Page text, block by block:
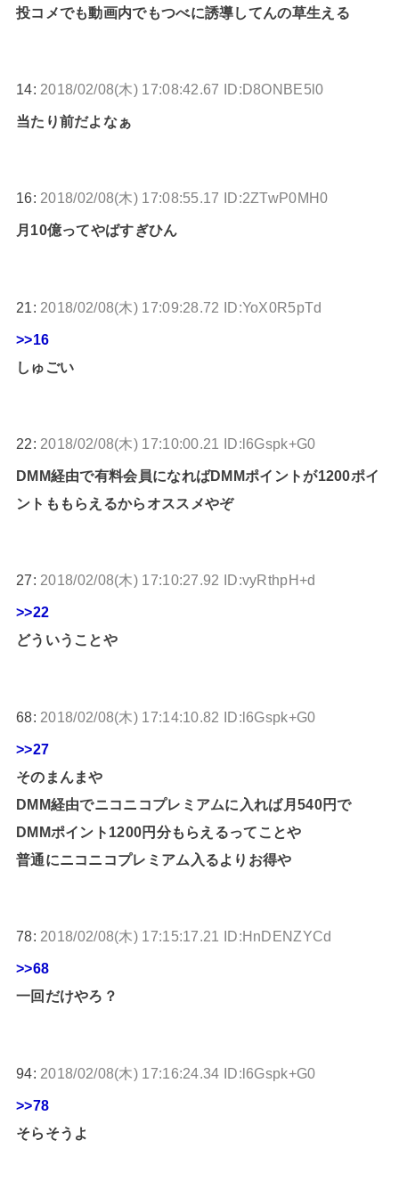
投コメでも動画内でもつべに誘導してんの草生える
14: 2018/02/08(木) 17:08:42.67 ID:D8ONBE5l0
当たり前だよなぁ
16: 2018/02/08(木) 17:08:55.17 ID:2ZTwP0MH0
月10億ってやばすぎひん
21: 2018/02/08(木) 17:09:28.72 ID:YoX0R5pTd
>>16
しゅごい
22: 2018/02/08(木) 17:10:00.21 ID:l6Gspk+G0
DMM経由で有料会員になればDMMポイントが1200ポイ
ントももらえるからオススメやぞ
27: 2018/02/08(木) 17:10:27.92 ID:vyRthpH+d
>>22
どういうことや
68: 2018/02/08(木) 17:14:10.82 ID:l6Gspk+G0
>>27
そのまんまや
DMM経由でニコニコプレミアムに入れば月540円で
DMMポイント1200円分もらえるってことや
普通にニコニコプレミアム入るよりお得や
78: 2018/02/08(木) 17:15:17.21 ID:HnDENZYCd
>>68
一回だけやろ？
94: 2018/02/08(木) 17:16:24.34 ID:l6Gspk+G0
>>78
そらそうよ